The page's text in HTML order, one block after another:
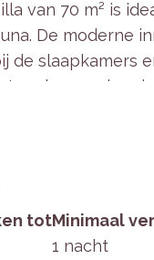
van 70 m² is
De moderne
de slaapkamers
park, waardoor
ingerichte
totMinimaal
1 nacht